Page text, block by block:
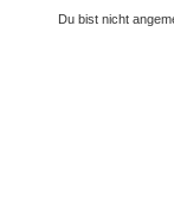
Du bist nicht